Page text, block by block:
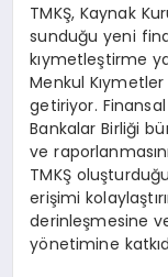
TMKŞ, Kaynak
sunduğu yeni
kıymetleştirme
Menkul
getiriyor.
Bankalar Birliği
ve
TMKŞ
erişimi
derinleşmesine
yönetimine